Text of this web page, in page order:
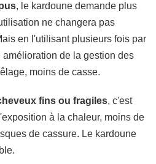
, le kardoune demande plus
ne changera pas
en l'utilisant plusieurs fois par
de la gestion des
moins de casse.
fins ou fragiles, c'est
à la chaleur, moins de
de cassure. Le kardoune